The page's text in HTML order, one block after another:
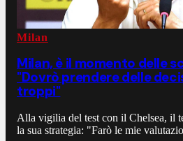
Milan
Milan, è il momento delle
"Dovrò prendere delle
troppi"
Alla vigilia del test con il Chelsea, il
la sua strategia: "Farò le mie